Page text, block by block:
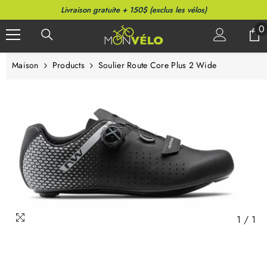
Livraison gratuite + 150$ (exclus les vélos)
0
0
Maison Products Soulier Route Core Plus 2 Wide
1 / 1